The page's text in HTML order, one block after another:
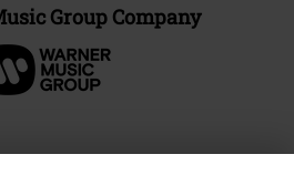
Group Company